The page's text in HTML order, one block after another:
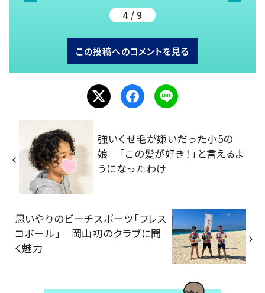
4 / 9
この投稿へのコメントを見る
強いくせ毛が嫌いだった小5の
娘 「この髪が好き！」と言えるよ
うになったわけ
思いやりのビーチスポーツ「フレス
コボール」 岡山初のクラブに聞
く魅力